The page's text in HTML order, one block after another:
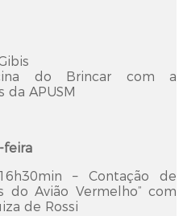
do Brincar com a
da APUSM
feira
– Contação de
do Avião Vermelho” com
de Rossi